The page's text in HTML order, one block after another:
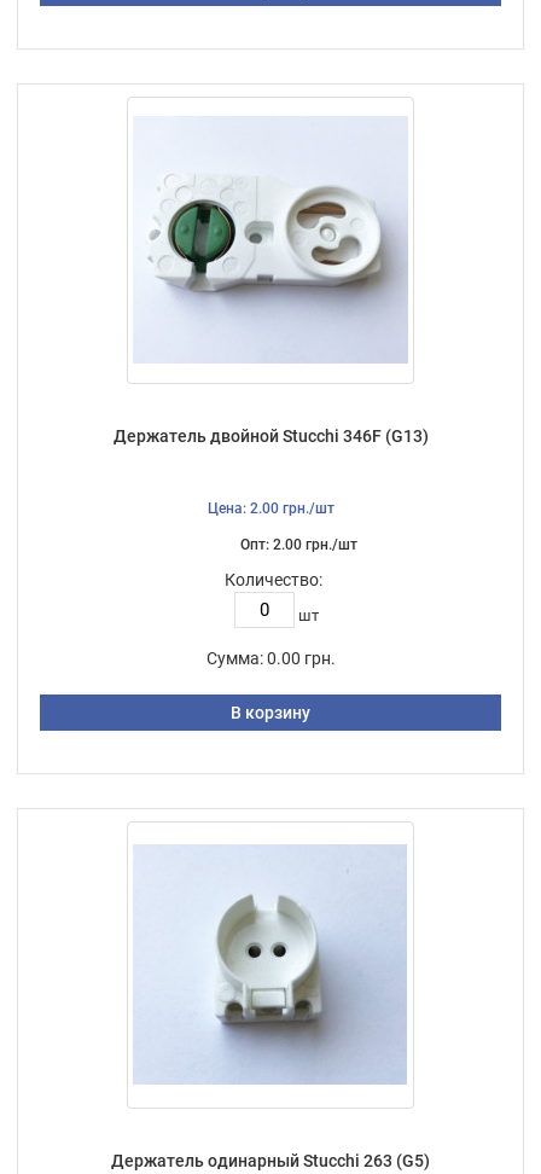
Держатель двойной Stucchi 346F (G13)
Цена: 2.00 грн./шт
Опт: 2.00 грн./шт
Количество:
шт
Сумма: 0.00 грн.
В корзину
Держатель одинарный Stucchi 263 (G5)